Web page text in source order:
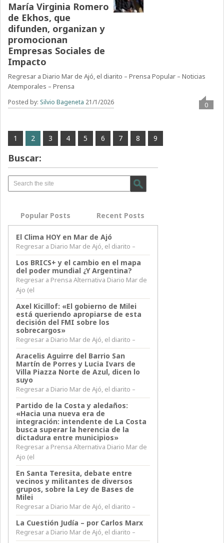
María Virginia Romero
de Ekhos, que
difunden, organizan y
promocionan
Empresas Sociales de
Impacto
Regresar a Diario Mar de Ajó, el diarito – Prensa Popular – Noticias
Atemporales – Prensa
Posted by: Silvio Bageneta 21/1/2026 0
1 2 3 4 5 6 7 8 9
Buscar:
Popular Posts Recent Posts
El Clima HOY en Mar de Ajó
Regresar a Diario Mar de Ajó, el diarito –
Los BRICS+ y el cambio en el mapa
del poder mundial ¿Y Argentina?
Regresar a Prensa Alternativa Diario Mar de
Ajo (el
Axel Kicillof: «El gobierno de Milei
está queriendo apropiarse de esta
decisión del FMI sobre los
sobrecargos»
Regresar a Diario Mar de Ajó, el diarito –
Aracelis Aguirre del Barrio San
Martín de Porres y Lucia Ivars de
Villa Piazza Norte de Azul, dicen lo
suyo
Regresar a Diario Mar de Ajó, el diarito –
Partido de la Costa y aledaños:
«Hacia una nueva era de
integración: intendente de La Costa
busca superar la herencia de la
dictadura entre municipios»
Regresar a Prensa Alternativa Diario Mar de
Ajo (el
En Santa Teresita, debate entre
vecinos y militantes de diversos
grupos, sobre la Ley de Bases de
Milei
Regresar a Diario Mar de Ajó, el diarito –
La Cuestión Judía – por Carlos Marx
Regresar a Diario Mar de Ajó, el diarito –